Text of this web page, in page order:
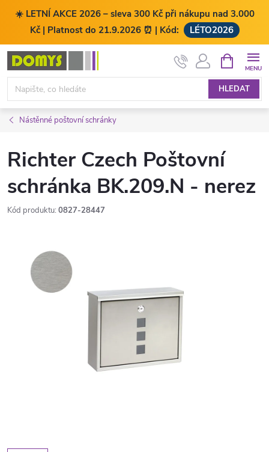
☀️ LETNÍ AKCE 2026 – sleva 300 Kč při nákupu nad 3.000
Kč | Platnost do 21.9.2026 ⏰ | Kód:
LÉTO2026
Přejít
obsah
HLEDAT
NÁKUPNÍ
KOŠÍK
Nástěnné poštovní schránky
Richter Czech Poštovní
schránka BK.209.N - nerez
Kód produktu: 0827-28447